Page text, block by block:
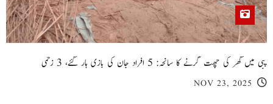
پبی میں گھر کی چھت گرنے کا سانحہ: 5 افراد جان کی بازی ہار گئے، 3 زخمی
NOV 23, 2025